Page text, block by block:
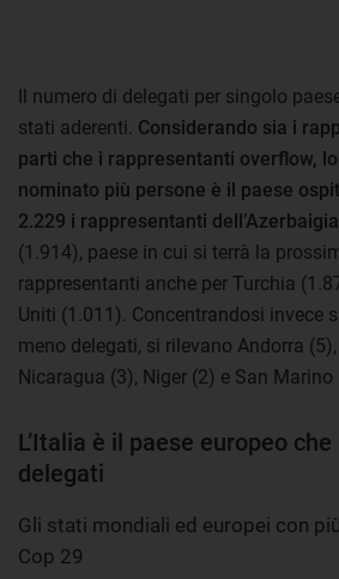
Il numero di delegati per singolo
stati aderenti. Considerando sia i
parti che i rappresentanti overflow,
nominato più persone è il paese
2.229 i rappresentanti
(1.914), paese in cui si terrà la
rappresentanti anche per Turchia
Uniti (1.011). Concentrandosi invece
meno delegati, si rilevano Andorra
Nicaragua (3), Niger (2) e San Marino
L’Italia è il paese europeo
delegati
Gli stati mondiali ed europei con
Cop 29